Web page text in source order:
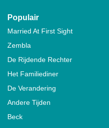
Populair
Married At First Sight
Zembla
De Rijdende Rechter
Het Familiediner
De Verandering
Andere Tijden
Beck